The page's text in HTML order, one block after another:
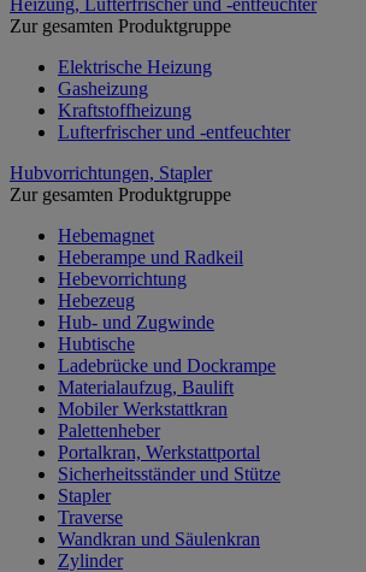
Zur gesamten Produktgruppe
Elektrische Heizung
Gasheizung
Kraftstoffheizung
Lufterfrischer und -entfeuchter
Hubvorrichtungen, Stapler
Zur gesamten Produktgruppe
Hebemagnet
Heberampe und Radkeil
Hebevorrichtung
Hebezeug
Hub- und Zugwinde
Hubtische
Ladebrücke und Dockrampe
Materialaufzug, Baulift
Mobiler Werkstattkran
Palettenheber
Portalkran, Werkstattportal
Sicherheitsständer und Stütze
Stapler
Traverse
Wandkran und Säulenkran
Zylinder